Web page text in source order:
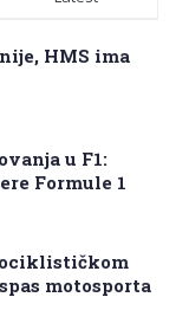
HMS ima
u F1:
Formule 1
motosporta